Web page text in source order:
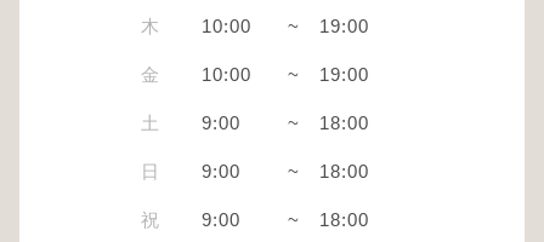
木 10:00 ~ 19:00
金 10:00 ~ 19:00
土 9:00 ~ 18:00
日 9:00 ~ 18:00
祝 9:00 ~ 18:00